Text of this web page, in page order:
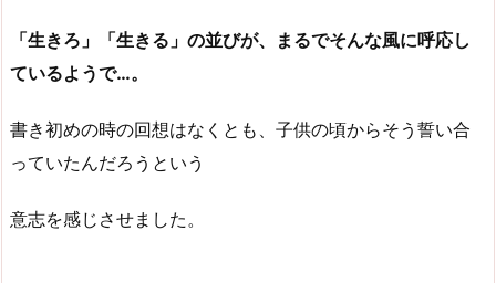
「生きろ」「生きる」の並びが、まるでそんな風に呼応し
ているようで…。
書き初めの時の回想はなくとも、子供の頃からそう誓い合
っていたんだろうという
意志を感じさせました。